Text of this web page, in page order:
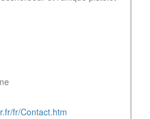
fr/Contact.htm